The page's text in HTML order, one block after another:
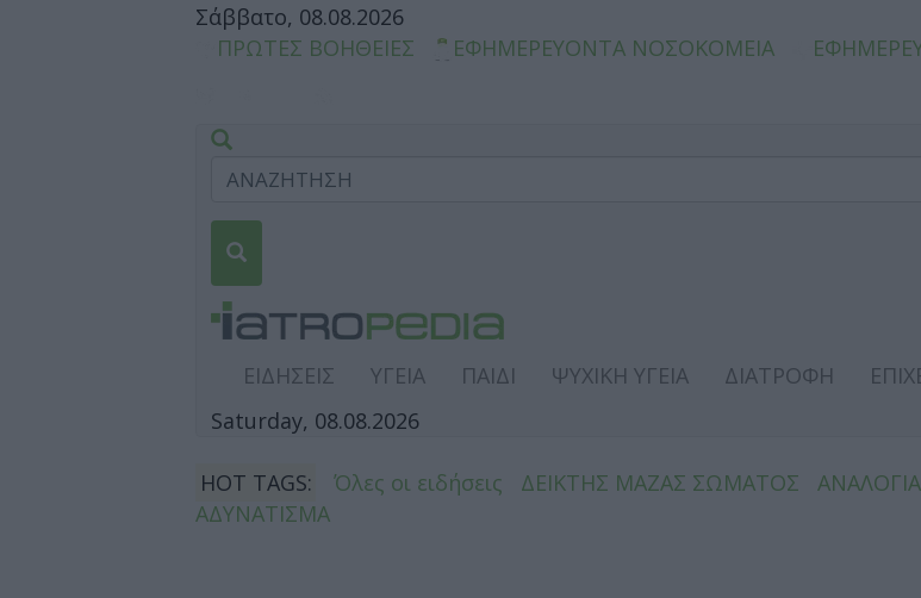
Σάββατο, 08.08.2026
ΠΡΩΤΕΣ ΒΟΗΘΕΙΕΣ
ΕΦΗΜΕΡΕΥΟΝΤΑ ΝΟΣΟΚΟΜΕΙΑ
ΕΙΔΗΣΕΙΣ ΥΓΕΙΑ ΠΑΙΔΙ ΨΥΧΙΚΗ ΥΓΕΙΑ ΔΙΑΤΡΟΦΗ
Saturday, 08.08.2026
HOT TAGS: Όλες οι ειδήσεις ΔΕΙΚΤΗΣ ΜΑΖΑΣ ΣΩΜΑΤΟΣ
ΑΔΥΝΑΤΙΣΜΑ